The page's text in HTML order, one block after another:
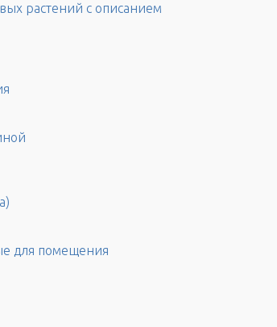
растений с описанием
для помещения